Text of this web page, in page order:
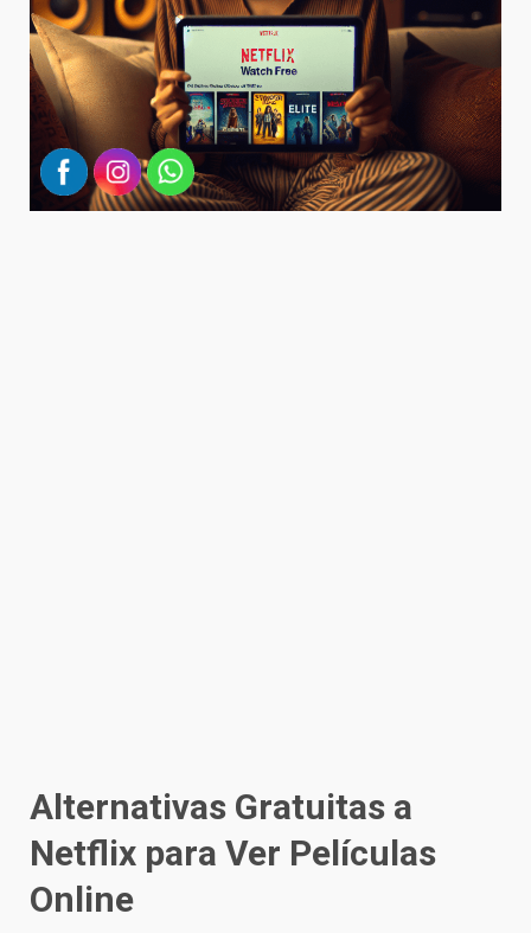
Alternativas Gratuitas a
Netflix para Ver Películas
Online